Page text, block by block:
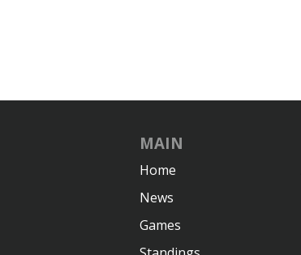
MAIN
Home
News
Games